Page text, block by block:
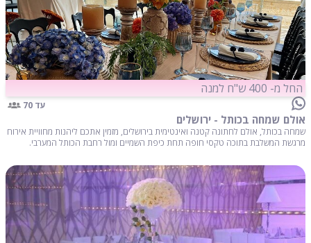
החל מ- 400 ש"ח למנה
עד 70
אולם שמחה בכותל - ירושלים
שמחה בכותל, אולם לחתונה קטנה ואינטימית בירושלים, מזמין אתכם ליהנות מחוויית אירוח
מרגשת המשלבת בתוכה טקסי חופה תחת כיפת השמיים ומול רחבת הכותל המערבי.